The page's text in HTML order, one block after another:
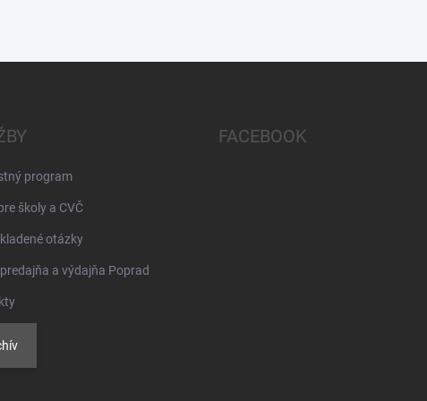
program
školy a CVČ
otázky
a výdajňa Poprad
FACEBOOK